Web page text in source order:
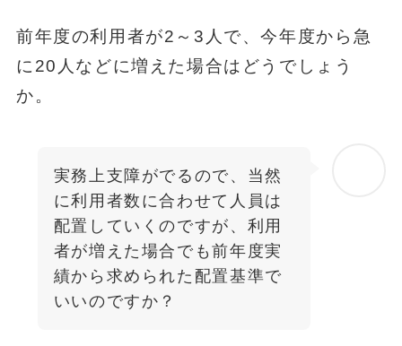
前年度の利用者が2～3人で、今年度から急
に20人などに増えた場合はどうでしょう
か。
実務上支障がでるので、当然
に利用者数に合わせて人員は
配置していくのですが、利用
者が増えた場合でも前年度実
績から求められた配置基準で
いいのですか？